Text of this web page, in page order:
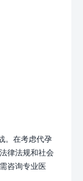
。在考虑代孕
律法规和社会
咨询专业医